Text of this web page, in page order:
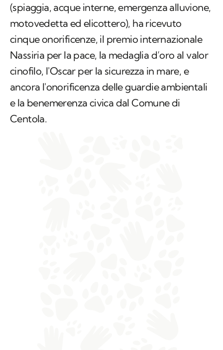
(spiaggia, acque interne, emergenza alluvione,
motovedetta ed elicottero), ha ricevuto
cinque onorificenze, il premio internazionale
Nassiria per la pace, la medaglia d’oro al valor
cinofilo, l'Oscar per la sicurezza in mare, e
ancora l'onorificenza delle guardie ambientali
e la benemerenza civica dal Comune di
Centola.